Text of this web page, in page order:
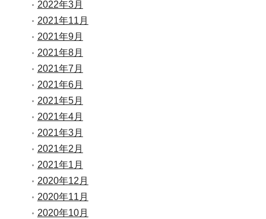
2022年3月
2021年11月
2021年9月
2021年8月
2021年7月
2021年6月
2021年5月
2021年4月
2021年3月
2021年2月
2021年1月
2020年12月
2020年11月
2020年10月